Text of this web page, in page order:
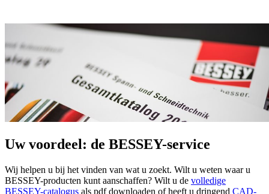
Uw voordeel: de BESSEY-service
Wij helpen u bij het vinden van wat u zoekt. Wilt u weten waar u
BESSEY-producten kunt aanschaffen? Wilt u de volledige
BESSEY-catalogus als pdf downloaden of heeft u dringend CAD-